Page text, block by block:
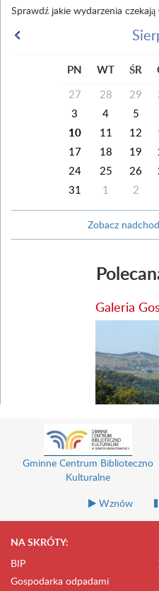
Sprawdź jakie wydarzenia
PN WT ŚR
27 28 29
3
4 5
10 11 12
17
18 19
24
25 26
31
1 2
Zobacz
Galeria
Gminne Centrum Biblioteczno
Kulturalne
Wznów
NA SKRÓTY:
BIP
Gospodarka odpadami